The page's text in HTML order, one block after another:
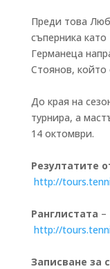
Преди това
съперника
Германеца
Стоянов, който
До края на
турнира, а
14 октомври.
Резултатите
http://
Ранглистата –
http://
Записване за